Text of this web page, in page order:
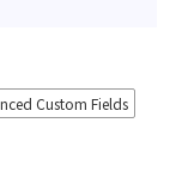
Custom Fields